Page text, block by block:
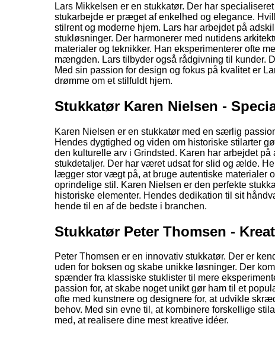
Lars Mikkelsen er en stukkatør. Der har
stukarbejde er præget af enkelhed og elegance.
stilrent og moderne hjem. Lars har arbejdet på
stukløsninger. Der harmonerer med nutidens
materialer og teknikker. Han eksperimenterer ofte
mængden. Lars tilbyder også rådgivning til kunder.
Med sin passion for design og fokus på kvalitet er
drømme om et stilfuldt hjem.
Stukkatør Karen Nielsen -
Karen Nielsen er en stukkatør med en særlig
Hendes dygtighed og viden om historiske stilarter
den kulturelle arv i Grindsted. Karen har arbejdet
stukdetaljer. Der har været udsat for slid og ælde.
lægger stor vægt på, at bruge autentiske materialer
oprindelige stil. Karen Nielsen er den perfekte
historiske elementer. Hendes dedikation til sit
hende til en af de bedste i branchen.
Stukkatør Peter Thomsen -
Peter Thomsen er en innovativ stukkatør. Der er
uden for boksen og skabe unikke løsninger. Der
spænder fra klassiske stuklister til mere
passion for, at skabe noget unikt gør ham til et
ofte med kunstnere og designere for, at udvikle
behov. Med sin evne til, at kombinere forskellige
med, at realisere dine mest kreative idéer.